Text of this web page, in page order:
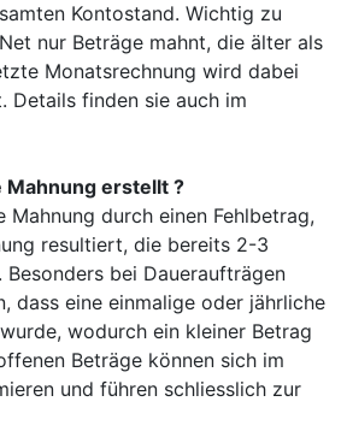
Kontostand. Wichtig zu
nur Beträge mahnt, die älter als
Monatsrechnung wird dabei
Details finden sie auch im
erstellt ?
Mahnung durch einen Fehlbetrag,
resultiert, die bereits 2-3
bei Daueraufträgen
dass eine einmalige oder jährliche
wodurch ein kleiner Betrag
Beträge können sich im
und führen schliesslich zur